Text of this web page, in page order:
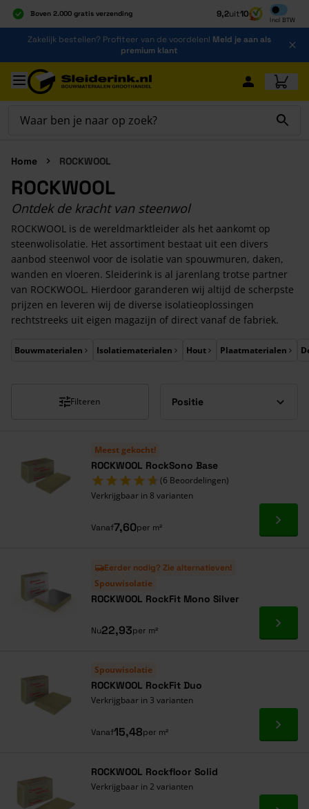
Boven 2.000 gratis verzending
Al 40 jaar dé specialist
Alles onder één dak
9,2uit10
Incl BTW
Inclusief
Ga naar de inhoud
Zakelijk bestellen? Profiteer van de voordelen! Meld je aan als
premium klant
Ga naar hoofdinhoud
Home ROCKWOOL
ROCKWOOL
Ontdek de kracht van steenwol
ROCKWOOL is de wereldmarktleider als het aankomt op
steenwolisolatie. Het assortiment bestaat uit een divers
aanbod steenwol voor de isolatie van spouwmuren, daken,
wanden en vloeren. Sleiderink is al jarenlang trotse partner
van ROCKWOOL. Hierdoor garanderen wij altijd de scherpste
prijzen en leveren wij de diverse isolatieoplossingen
rechtstreeks uit eigen magazijn of direct vanaf de fabriek.
Druk om carrousel over te slaan
Bouwmaterialen Isolatiematerialen Hout Plaatmaterialen
Filteren
Meest gekocht!
ROCKWOOL RockSono Base
(6 Beoordelingen)
Verkrijgbaar in 8 varianten
Vanaf7,60per m² Ga
Eerder nodig? Zie alternatieven!
Spouwisolatie
ROCKWOOL RockFit Mono Silver
Nu22,93per m² Ga
Spouwisolatie
ROCKWOOL RockFit Duo
Verkrijgbaar in 3 varianten
Vanaf15,48per m² Ga
ROCKWOOL Rockfloor Solid
Verkrijgbaar in 2 varianten